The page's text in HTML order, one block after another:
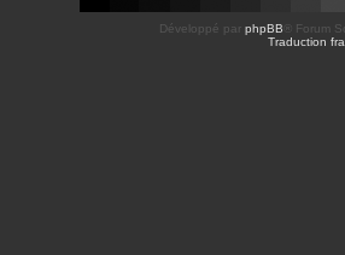
Développé par phpBB ® Forum
Traduction